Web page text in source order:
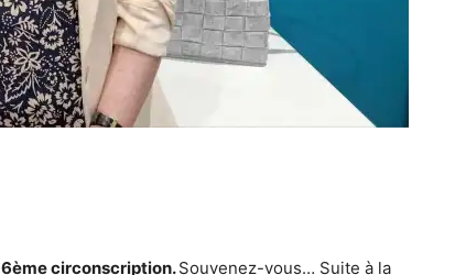
circonscription.Souvenez-vous… Suite à la